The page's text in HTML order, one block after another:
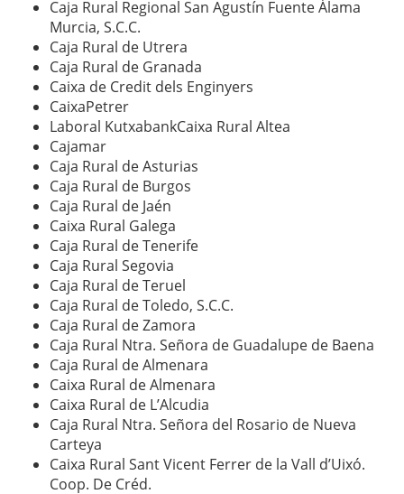
Caja Rural Regional San Agustín Fuente Álama
Murcia, S.C.C.
Caja Rural de Utrera
Caja Rural de Granada
Caixa de Credit dels Enginyers
CaixaPetrer
Laboral KutxabankCaixa Rural Altea
Cajamar
Caja Rural de Asturias
Caja Rural de Burgos
Caja Rural de Jaén
Caixa Rural Galega
Caja Rural de Tenerife
Caja Rural Segovia
Caja Rural de Teruel
Caja Rural de Toledo, S.C.C.
Caja Rural de Zamora
Caja Rural Ntra. Señora de Guadalupe de Baena
Caja Rural de Almenara
Caixa Rural de Almenara
Caixa Rural de L’Alcudia
Caja Rural Ntra. Señora del Rosario de Nueva
Carteya
Caixa Rural Sant Vicent Ferrer de la Vall d’Uixó.
Coop. De Créd.